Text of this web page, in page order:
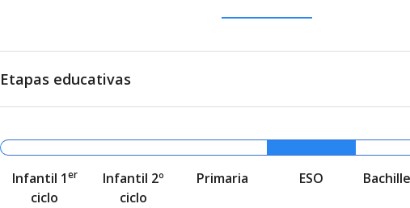
Etapas educativas
Infantil 1er
ciclo
Infantil 2º
ciclo
Primaria ESO